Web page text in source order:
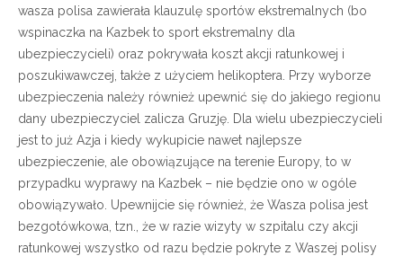
wasza polisa zawierała klauzulę sportów ekstremalnych (bo
wspinaczka na Kazbek to sport ekstremalny dla
ubezpieczycieli) oraz pokrywała koszt akcji ratunkowej i
poszukiwawczej, także z użyciem helikoptera. Przy wyborze
ubezpieczenia należy również upewnić się do jakiego regionu
dany ubezpieczyciel zalicza Gruzję. Dla wielu ubezpieczycieli
jest to już Azja i kiedy wykupicie nawet najlepsze
ubezpieczenie, ale obowiązujące na terenie Europy, to w
przypadku wyprawy na Kazbek – nie będzie ono w ogóle
obowiązywało. Upewnijcie się również, że Wasza polisa jest
bezgotówkowa, tzn., że w razie wizyty w szpitalu czy akcji
ratunkowej wszystko od razu będzie pokryte z Waszej polisy